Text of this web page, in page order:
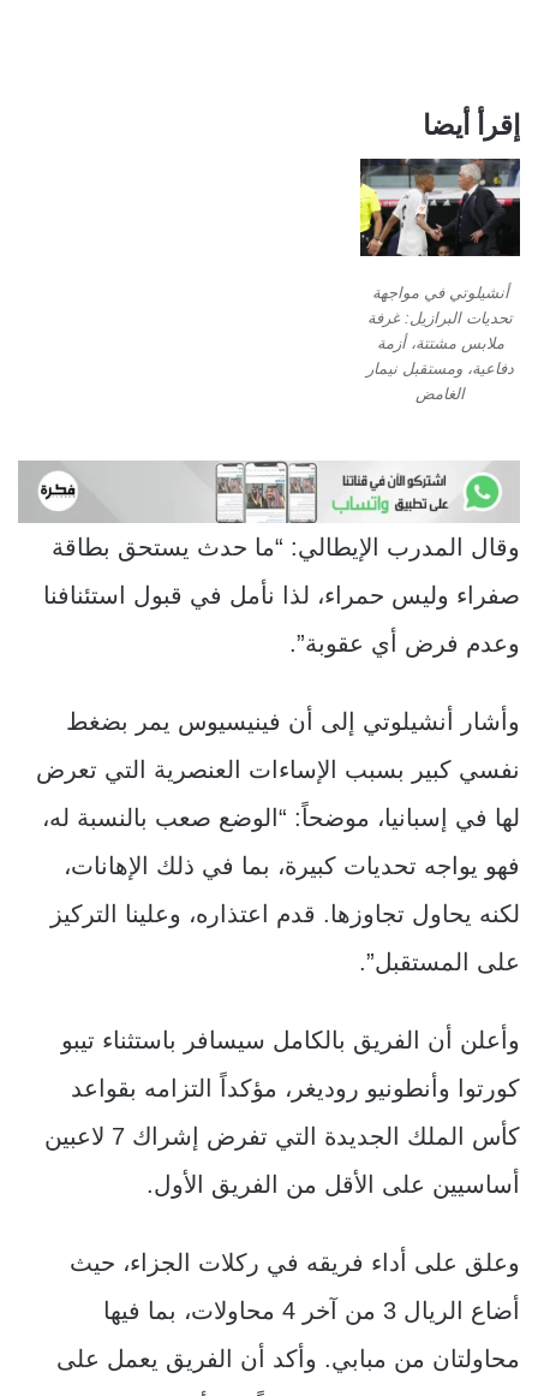
إقرأ أيضا
أنشيلوتي في مواجهة
تحديات البرازيل: غرفة
ملابس مشتتة، أزمة
دفاعية، ومستقبل نيمار
الغامض
وقال المدرب الإيطالي: “ما حدث يستحق بطاقة
صفراء وليس حمراء، لذا نأمل في قبول استئنافنا
وعدم فرض أي عقوبة”.
وأشار أنشيلوتي إلى أن فينيسيوس يمر بضغط
نفسي كبير بسبب الإساءات العنصرية التي تعرض
لها في إسبانيا، موضحاً: “الوضع صعب بالنسبة له،
فهو يواجه تحديات كبيرة، بما في ذلك الإهانات،
لكنه يحاول تجاوزها. قدم اعتذاره، وعلينا التركيز
على المستقبل”.
وأعلن أن الفريق بالكامل سيسافر باستثناء تيبو
كورتوا وأنطونيو روديغر، مؤكداً التزامه بقواعد
كأس الملك الجديدة التي تفرض إشراك 7 لاعبين
أساسيين على الأقل من الفريق الأول.
وعلق على أداء فريقه في ركلات الجزاء، حيث
أضاع الريال 3 من آخر 4 محاولات، بما فيها
محاولتان من مبابي. وأكد أن الفريق يعمل على